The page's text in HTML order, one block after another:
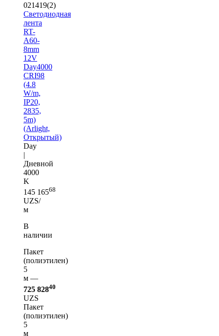
021419(2)
Светодиодная
лента
RT-
A60-
8mm
12V
Day4000
CRI98
(4.8
W/m,
IP20,
2835,
5m)
(Arlight,
Открытый)
Day
|
Дневной
4000
K
145 16568
UZS/
м
В
наличии
Пакет
(полиэтилен)
5
м —
725 82840
UZS
Пакет
(полиэтилен)
5
м